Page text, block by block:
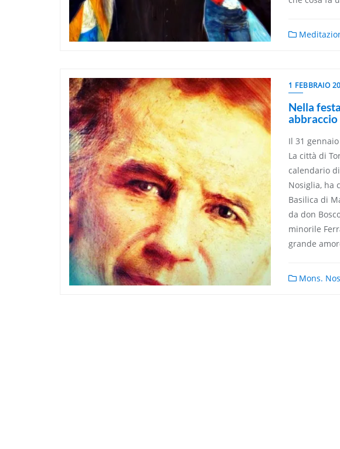
1 FEBBRAIO
Nella
Il 31
La città di
calendario di
Nosiglia, ha
Basilica di
da don
minorile
grande
Mons.